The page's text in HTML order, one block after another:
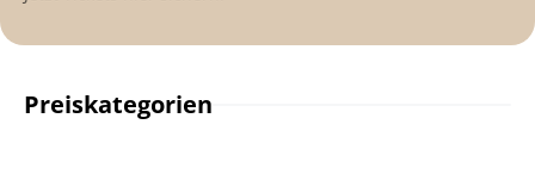
Preiskategorien